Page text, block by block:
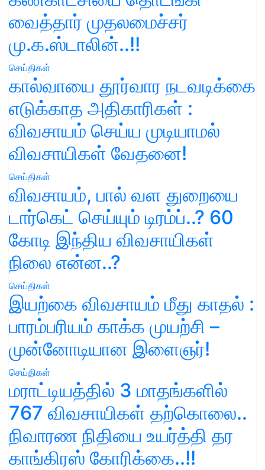
வைத்தார் முதலமைச்சர்
மு.க.ஸ்டாலின்..!!
செய்திகள்
கால்வாயை தூர்வார நடவடிக்கை
எடுக்காத அதிகாரிகள் :
விவசாயம் செய்ய முடியாமல்
விவசாயிகள் வேதனை!
செய்திகள்
விவசாயம், பால் வள துறையை
டார்கெட் செய்யும் டிரம்ப்..? 60
கோடி இந்திய விவசாயிகள்
நிலை என்ன..?
செய்திகள்
இயற்கை விவசாயம் மீது காதல் :
பாரம்பரியம் காக்க முயற்சி –
முன்னோடியான இளைஞர்!
செய்திகள்
மராட்டியத்தில் 3 மாதங்களில்
767 விவசாயிகள் தற்கொலை..
நிவாரண நிதியை உயர்த்தி தர
காங்கிரஸ் கோரிக்கை..!!